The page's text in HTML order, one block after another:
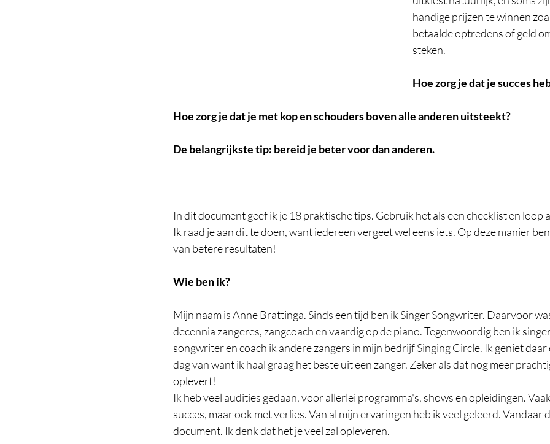
handige prijzen te winnen
betaalde optredens of geld
steken.
Hoe zorg je dat je succes
Hoe zorg je dat je met kop en schouders boven alle anderen uitsteekt?
De belangrijkste tip: bereid je beter voor dan anderen.
In dit document geef ik je 18 praktische tips. Gebruik het als een checklist en loop
Ik raad je aan dit te doen, want iedereen vergeet wel eens iets. Op deze manier
van betere resultaten!
Wie ben ik?
Mijn naam is Anne Brattinga. Sinds een tijd ben ik Singer Songwriter. Daarvoor
decennia zangeres, zangcoach en vaardig op de piano. Tegenwoordig ben ik
songwriter en coach ik andere zangers in mijn bedrijf Singing Circle. Ik geniet
dag van want ik haal graag het beste uit een zanger. Zeker als dat nog meer
oplevert!
Ik heb veel audities gedaan, voor allerlei programma's, shows en opleidingen.
succes, maar ook met verlies. Van al mijn ervaringen heb ik veel geleerd. Vandaar
document. Ik denk dat het je veel zal opleveren.